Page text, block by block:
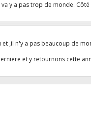
y'a pas trop de monde.
,il n'y a pas beaucoup de
et y retournons cette